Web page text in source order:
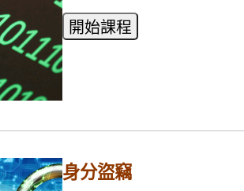
身分盜竊